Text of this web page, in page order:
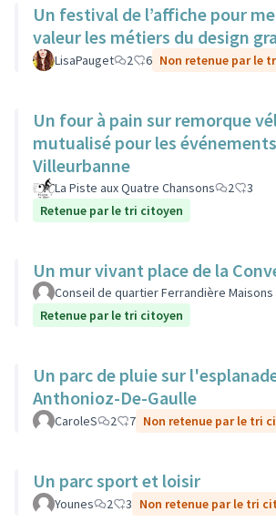
Un festival de l’affiche pour
valeur les métiers du design
LisaPauget 2 6 Non retenue par le
Un four à pain sur remorque
mutualisé pour les
Villeurbanne
La Piste aux Quatre Chansons 2
3
Retenue par le tri citoyen
Un mur vivant place de la
Conseil de quartier Ferrandière Maisons
Retenue par le tri citoyen
Un parc de pluie sur
Anthonioz-De-Gaulle
CaroleS 2 7 Non retenue par le tri
Un parc sport et loisir
Younes 2 3 Non retenue par le tri